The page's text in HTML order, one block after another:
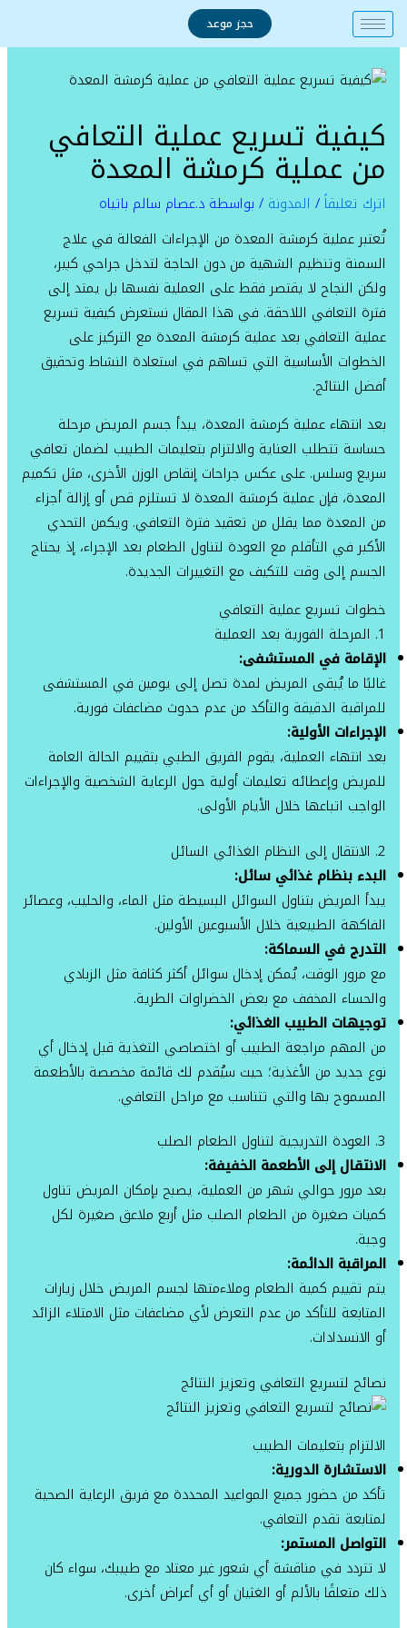
تخطي
إلى
حجز موعد
كيفية تسريع عملية التعافي
من عملية كرمشة المعدة
اترك تعليقاً/ المدونة / بواسطة د.عصام سالم باتياه
تُعتبر عملية كرمشة المعدة من الإجراءات الفعالة في علاج
السمنة وتنظيم الشهية من دون الحاجة لتدخل جراحي كبير،
ولكن النجاح لا يقتصر فقط على العملية نفسها بل يمتد إلى
فترة التعافي اللاحقة. في هذا المقال نستعرض كيفية تسريع
عملية التعافي بعد عملية كرمشة المعدة مع التركيز على
الخطوات الأساسية التي تساهم في استعادة النشاط وتحقيق
أفضل النتائج.
بعد انتهاء عملية كرمشة المعدة، يبدأ جسم المريض مرحلة
حساسة تتطلب العناية والالتزام بتعليمات الطبيب لضمان تعافي
سريع وسلس. على عكس جراحات إنقاص الوزن الأخرى، مثل تكميم
المعدة، فإن عملية كرمشة المعدة لا تستلزم قص أو إزالة أجزاء
من المعدة مما يقلل من تعقيد فترة التعافي. ويكمن التحدي
الأكبر في التأقلم مع العودة لتناول الطعام بعد الإجراء، إذ يحتاج
الجسم إلى وقت للتكيف مع التغييرات الجديدة.
خطوات تسريع عملية التعافي
1. المرحلة الفورية بعد العملية
الإقامة في المستشفى:
غالبًا ما يُبقى المريض لمدة تصل إلى يومين في المستشفى
للمراقبة الدقيقة والتأكد من عدم حدوث مضاعفات فورية.
الإجراءات الأولية:
بعد انتهاء العملية، يقوم الفريق الطبي بتقييم الحالة العامة
للمريض وإعطائه تعليمات أولية حول الرعاية الشخصية والإجراءات
الواجب اتباعها خلال الأيام الأولى.
2. الانتقال إلى النظام الغذائي السائل
البدء بنظام غذائي سائل:
يبدأ المريض بتناول السوائل البسيطة مثل الماء، والحليب، وعصائر
الفاكهة الطبيعية خلال الأسبوعين الأولين.
التدرج في السماكة:
مع مرور الوقت، يُمكن إدخال سوائل أكثر كثافة مثل الزبادي
والحساء المخفف مع بعض الخضراوات الطرية.
توجيهات الطبيب الغذائي:
من المهم مراجعة الطبيب أو اختصاصي التغذية قبل إدخال أي
نوع جديد من الأغذية؛ حيث سيُقدم لك قائمة مخصصة بالأطعمة
المسموح بها والتي تتناسب مع مراحل التعافي.
3. العودة التدريجية لتناول الطعام الصلب
الانتقال إلى الأطعمة الخفيفة:
بعد مرور حوالي شهر من العملية، يصبح بإمكان المريض تناول
كميات صغيرة من الطعام الصلب مثل أربع ملاعق صغيرة لكل
وجبة.
المراقبة الدائمة:
يتم تقييم كمية الطعام وملاءمتها لجسم المريض خلال زيارات
المتابعة للتأكد من عدم التعرض لأي مضاعفات مثل الامتلاء الزائد
أو الانسدادات.
نصائح لتسريع التعافي وتعزيز النتائج
الالتزام بتعليمات الطبيب
الاستشارة الدورية:
تأكد من حضور جميع المواعيد المحددة مع فريق الرعاية الصحية
لمتابعة تقدم التعافي.
التواصل المستمر:
لا تتردد في مناقشة أي شعور غير معتاد مع طبيبك، سواء كان
ذلك متعلقًا بالألم أو الغثيان أو أي أعراض أخرى.